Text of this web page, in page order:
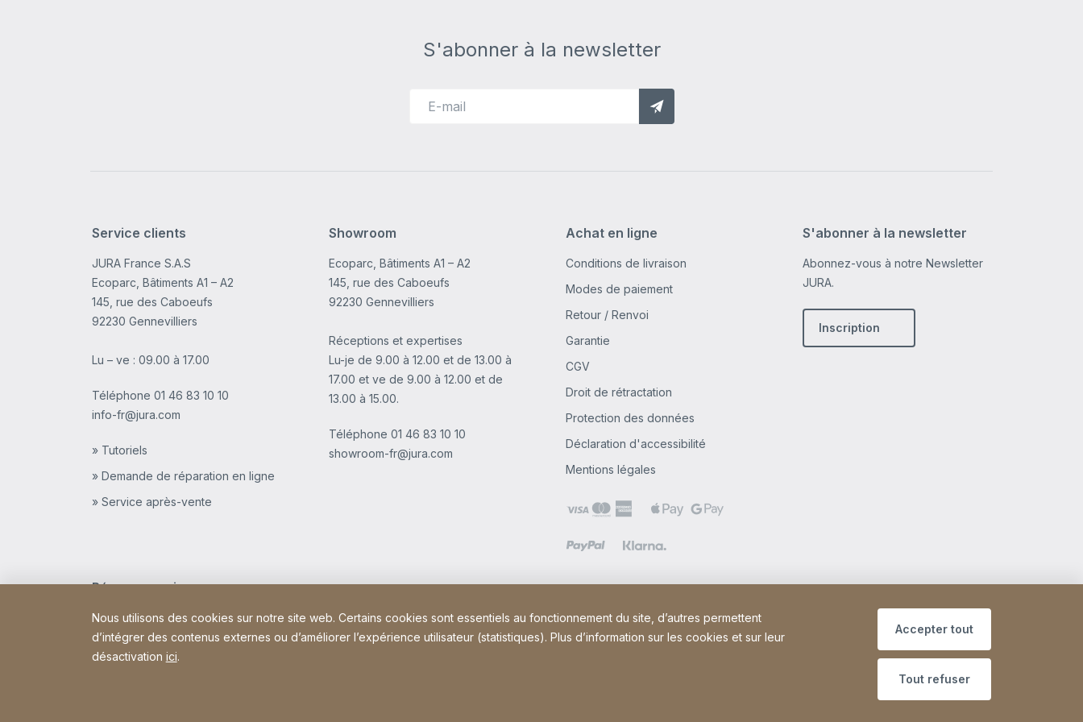
S'abonner à la newsletter
Service clients
JURA France S.A.S
Ecoparc, Bâtiments A1 – A2
145, rue des Caboeufs
92230 Gennevilliers
Lu – ve : 09.00 à 17.00
Téléphone 01 46 83 10 10
info-fr@jura.com
» Tutoriels
» Demande de réparation en ligne
» Service après-vente
Showroom
Ecoparc, Bâtiments A1 – A2
145, rue des Caboeufs
92230 Gennevilliers
Réceptions et expertises
Lu-je de 9.00 à 12.00 et de 13.00 à
17.00 et ve de 9.00 à 12.00 et de
13.00 à 15.00.
Téléphone 01 46 83 10 10
showroom-fr@jura.com
Achat en ligne
Conditions de livraison
Modes de paiement
Retour / Renvoi
Garantie
CGV
Droit de rétractation
Protection des données
Déclaration d'accessibilité
Mentions légales
S'abonner à la newsletter
Abonnez-vous à notre Newsletter
JURA.
Inscription
Réseaux sociaux
Youtube
Facebook
Instagram
Linkedin
Nous utilisons des cookies sur notre site web. Certains cookies sont essentiels au fonctionnement du site, d’autres permettent
d’intégrer des contenus externes ou d’améliorer l’expérience utilisateur (statistiques). Plus d’information sur les cookies et sur leur
désactivation ici.
Accepter tout
Tout refuser